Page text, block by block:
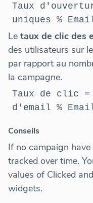
Taux
uniques %
Le taux de clic des
des utilisateurs sur
par rapport au
la campagne.
Taux de clic
d'email %
Conseils
If no campaign
tracked over time.
values of Clicked
widgets.